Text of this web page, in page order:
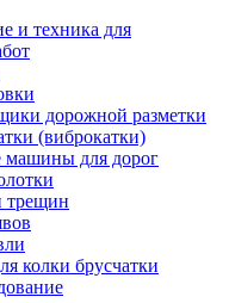
и техника для
дорожной разметки
(виброкатки)
машины для дорог
трещин
колки брусчатки